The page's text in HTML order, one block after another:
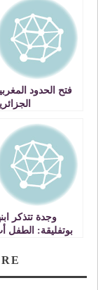
فتح الحدود
وجدة تتذكر
بوتفليقة: الطفل